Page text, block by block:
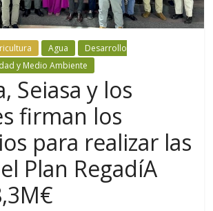
Agua
Desarrollo
y Medio Ambiente
Seiasa y los
firman los
para realizar las
Plan RegadíA